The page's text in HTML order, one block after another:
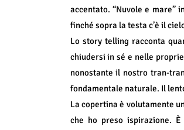
accentato. “Nuvole e mare”
finché sopra la testa c’è il
Lo story telling racconta
chiudersi in sé e nelle
nonostante il nostro tran-
fondamentale naturale. Il
La copertina è volutamente
che ho preso ispirazione.